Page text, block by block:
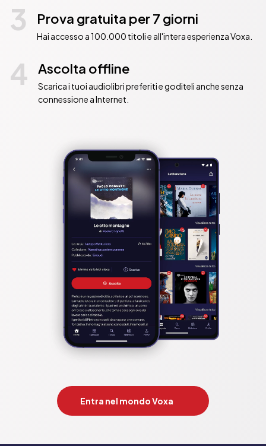
3 Prova gratuita per 7 giorni
Hai accesso a 100.000 titoli e all'intera esperienza Voxa.
4 Ascolta offline
Scarica i tuoi audiolibri preferiti e goditeli anche senza
connessione a Internet.
Entra nel mondo Voxa